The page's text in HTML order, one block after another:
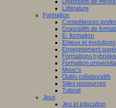
Dispositifs de
Littérature
Formation
Compétences
Dispositifs de
E- formation
Enjeux et évolutions
Enseignement
Formations hybrides
Formation
Mooc’s
Outils collaboratifs
Sites ressources
Tutorat
Jeux
Jeu et éducation